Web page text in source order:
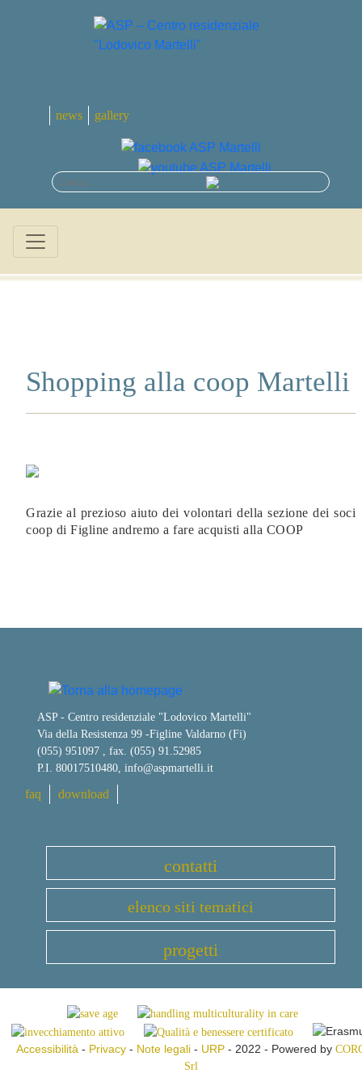
news gallery
Shopping alla coop Martelli
Grazie al prezioso aiuto dei volontari della sezione dei soci
coop di Figline andremo a fare acquisti alla COOP
ASP - Centro residenziale "Lodovico Martelli"
Via della Resistenza 99 -Figline Valdarno (Fi)
(055) 951097 , fax. (055) 91.52985
P.I. 80017510480, info@aspmartelli.it
faq download
contatti
elenco siti tematici
progetti
Accessibilità - Privacy- Note legali- URP- 2022 - Powered by
Srl